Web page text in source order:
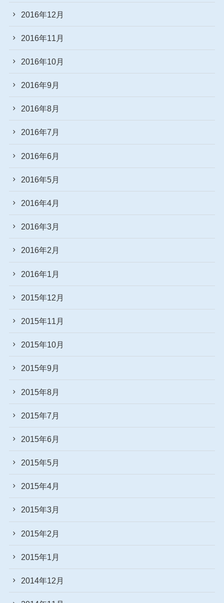
2016年12月
2016年11月
2016年10月
2016年9月
2016年8月
2016年7月
2016年6月
2016年5月
2016年4月
2016年3月
2016年2月
2016年1月
2015年12月
2015年11月
2015年10月
2015年9月
2015年8月
2015年7月
2015年6月
2015年5月
2015年4月
2015年3月
2015年2月
2015年1月
2014年12月